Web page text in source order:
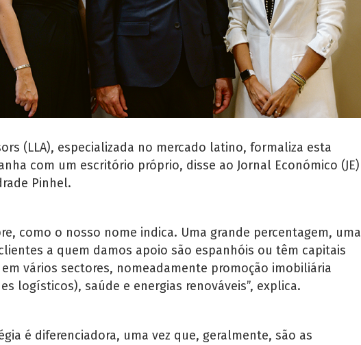
(LLA), especializada no mercado latino, formaliza esta
com um escritório próprio, disse ao Jornal Económico (JE)
Pinhel.
como o nosso nome indica. Uma grande percentagem, uma
a quem damos apoio são espanhóis ou têm capitais
vários sectores, nomeadamente promoção imobiliária
logísticos), saúde e energias renováveis”, explica.
é diferenciadora, uma vez que, geralmente, são as